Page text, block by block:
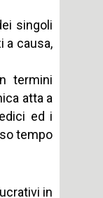
singoli
a causa,
termini
atta a
ed i
tempo
in